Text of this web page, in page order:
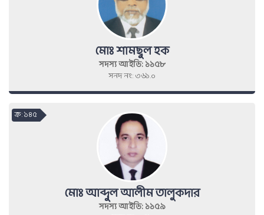
মোঃ শামছুল হক
সদস্য আইডি: ১১৫৮
সনদ নং: ৩৬১.০
মোঃ আব্দুল আলীম তালুকদার
সদস্য আইডি: ১১৫৯
ক্র : ১৪৫